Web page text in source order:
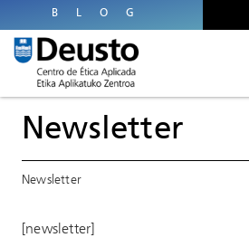
BLOG
Newsletter
Newsletter
[newsletter]